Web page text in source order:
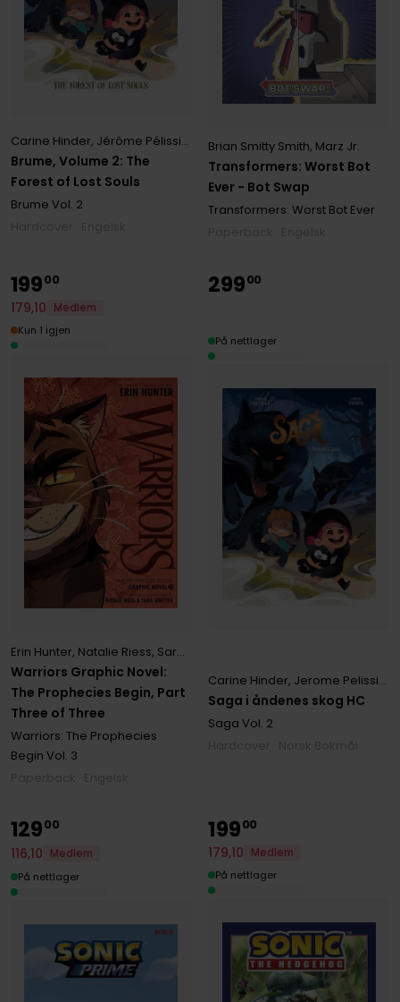
Brume, Volume 2: The
Forest of Lost Souls
Carine Hinder, Jérôme Pélissier
Brume Vol. 2
Transformers: Worst Bot
Ever - Bot Swap
Brian Smitty Smith, Marz Jr.
Transformers: Worst Bot Ever
Warriors Graphic Novel:
The Prophecies Begin, Part
Three of Three
Erin Hunter, Natalie Riess, Sara Goetter
Warriors: The Prophecies
Begin Vol. 3
19900
179,10
Medlem
Kun 1 igjen
Saga i åndenes skog HC
Carine Hinder, Jerome Pelissier
Saga Vol. 2
29900
På nettlager
12900
116,10
Medlem
På nettlager
19900
179,10
Medlem
På nettlager